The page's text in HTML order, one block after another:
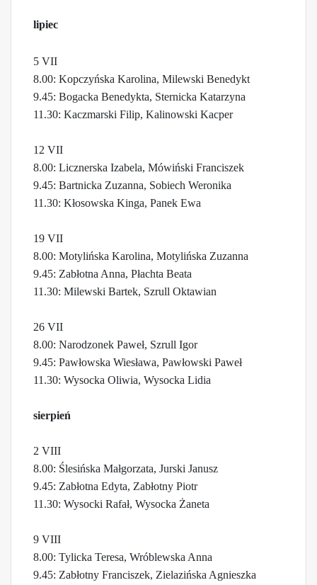
lipiec
5 VII
8.00: Kopczyńska Karolina, Milewski Benedykt
9.45: Bogacka Benedykta, Sternicka Katarzyna
11.30: Kaczmarski Filip, Kalinowski Kacper
12 VII
8.00: Licznerska Izabela, Mówiński Franciszek
9.45: Bartnicka Zuzanna, Sobiech Weronika
11.30: Kłosowska Kinga, Panek Ewa
19 VII
8.00: Motylińska Karolina, Motylińska Zuzanna
9.45: Zabłotna Anna, Płachta Beata
11.30: Milewski Bartek, Szrull Oktawian
26 VII
8.00: Narodzonek Paweł, Szrull Igor
9.45: Pawłowska Wiesława, Pawłowski Paweł
11.30: Wysocka Oliwia, Wysocka Lidia
sierpień
2 VIII
8.00: Ślesińska Małgorzata, Jurski Janusz
9.45: Zabłotna Edyta, Zabłotny Piotr
11.30: Wysocki Rafał, Wysocka Żaneta
9 VIII
8.00: Tylicka Teresa, Wróblewska Anna
9.45: Zabłotny Franciszek, Zielazińska Agnieszka